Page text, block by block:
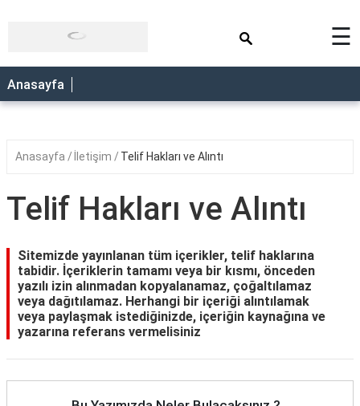
☰
Anasayfa
Anasayfa İletişim Telif Hakları ve Alıntı
Telif Hakları ve Alıntı
Sitemizde yayınlanan tüm içerikler, telif haklarına
tabidir. İçeriklerin tamamı veya bir kısmı, önceden
yazılı izin alınmadan kopyalanamaz, çoğaltılamaz
veya dağıtılamaz. Herhangi bir içeriği alıntılamak
veya paylaşmak istediğinizde, içeriğin kaynağına ve
yazarına referans vermelisiniz